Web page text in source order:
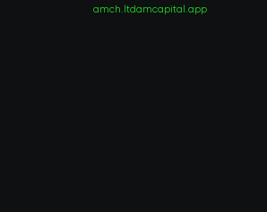
amch.ltdamcapital.app